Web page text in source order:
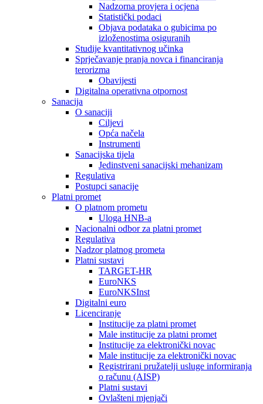
Nadzorna provjera i ocjena
Statistički podaci
Objava podataka o gubicima po
izloženostima osiguranih
Studije kvantitativnog učinka
Sprječavanje pranja novca i financiranja
terorizma
Obavijesti
Digitalna operativna otpornost
Sanacija
O sanaciji
Ciljevi
Opća načela
Instrumenti
Sanacijska tijela
Jedinstveni sanacijski mehanizam
Regulativa
Postupci sanacije
Platni promet
O platnom prometu
Uloga HNB-a
Nacionalni odbor za platni promet
Regulativa
Nadzor platnog prometa
Platni sustavi
TARGET-HR
EuroNKS
EuroNKSInst
Digitalni euro
Licenciranje
Institucije za platni promet
Male institucije za platni promet
Institucije za elektronički novac
Male institucije za elektronički novac
Registrirani pružatelji usluge informiranja
o računu (AISP)
Platni sustavi
Ovlašteni mjenjači